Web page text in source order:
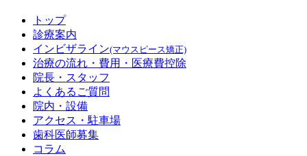
トップ
診療案内
インビザライン(マウスピース矯正)
治療の流れ・費用 ・医療費控除
院長・スタッフ
よくあるご質問
院内・設備
アクセス ・駐車場
歯科医師募集
コラム